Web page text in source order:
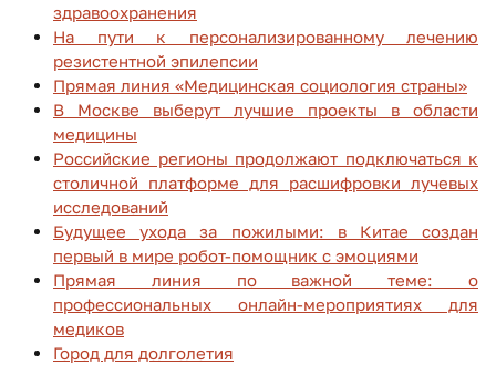
здравоохранения
На пути к персонализированному лечению
резистентной эпилепсии
Прямая линия «Медицинская социология страны»
В Москве выберут лучшие проекты в области
медицины
Российские регионы продолжают подключаться к
столичной платформе для расшифровки лучевых
исследований
Будущее ухода за пожилыми: в Китае создан
первый в мире робот-помощник с эмоциями
Прямая линия по важной теме: о
профессиональных онлайн-мероприятиях для
медиков
Город для долголетия